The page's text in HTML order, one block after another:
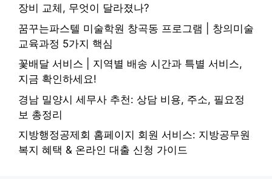
장비 교체, 무엇이 달라졌나?
꿈꾸는파스텔 미술학원 창곡동 프로그램 | 창의미술
교육과정 5가지 핵심
꽃배달 서비스 | 지역별 배송 시간과 특별 서비스,
지금 확인하세요!
경남 밀양시 세무사 추천: 상담 비용, 주소, 필요정
보 총정리
지방행정공제회 홈페이지 회원 서비스: 지방공무원
복지 혜택 & 온라인 대출 신청 가이드